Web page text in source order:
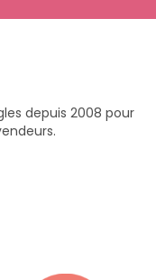
depuis 2008 pour